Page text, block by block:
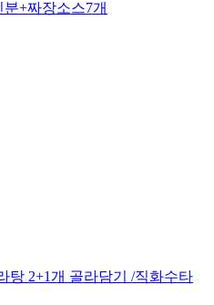
+짜장소스7개
탕 2+1개 골라담기 /직화수타